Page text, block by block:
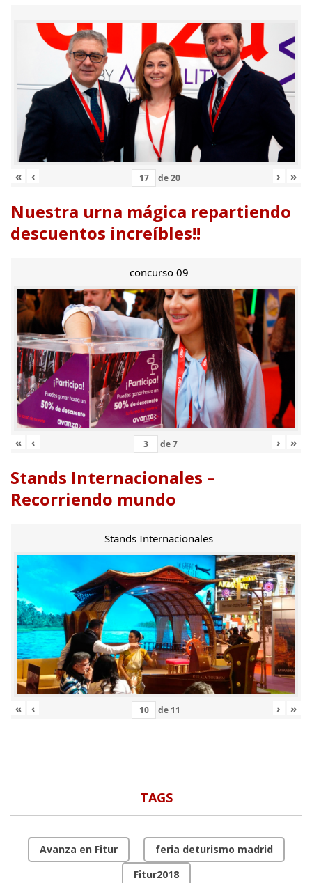
« ‹ de20 › »
Nuestra urna mágica repartiendo
descuentos increíbles!!
concurso 09
« ‹ de7 › »
Stands Internacionales –
Recorriendo mundo
Stands Internacionales
« ‹ de 11 › »
TAGS
Avanza en Fitur
feria deturismo madrid
Fitur2018